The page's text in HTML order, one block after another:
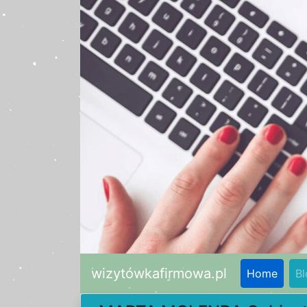
wizytówkafirmowa.pl Home